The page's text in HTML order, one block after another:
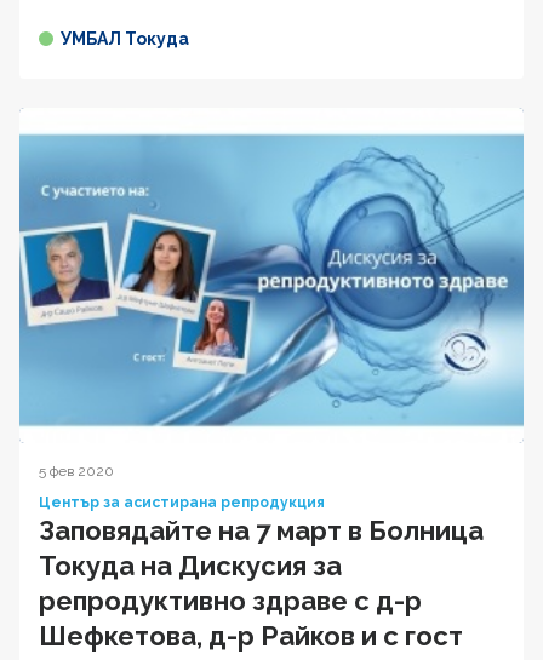
УМБАЛ Токуда
5 фев 2020
Център за асистирана репродукция
Заповядайте на 7 март в Болница
Токуда на Дискусия за
репродуктивно здраве с д-р
Шефкетова, д-р Райков и с гост